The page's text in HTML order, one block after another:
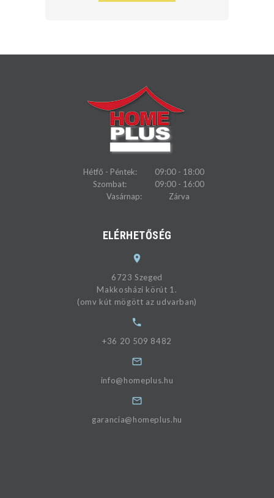
Hétfő - Péntek:
09:00 - 18:00
Szombat:
09:00 - 16:00
Vasárnap:
Zárva
ELÉRHETŐSÉG
6723 Szeged
Makkosházi körút 1.
(omv kút mögött az udvarban)
+36 20 509 8482
info@homeplus.hu
garancia@homeplus.hu